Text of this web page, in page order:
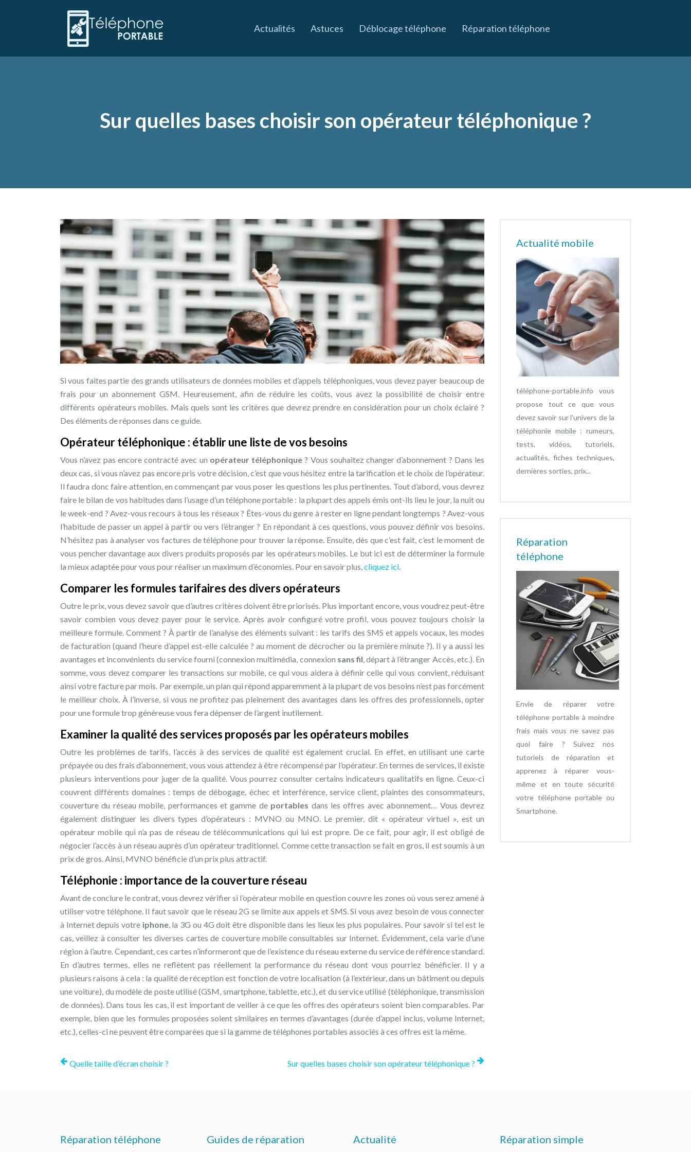
Actualités Astuces Déblocage téléphone Réparation téléphone
Sur quelles bases choisir son opérateur téléphonique ?
Si vous faites partie des grands utilisateurs de données mobiles et d’appels téléphoniques, vous devez payer beaucoup de
frais pour un abonnement GSM. Heureusement, afin de réduire les coûts, vous avez la possibilité de choisir entre
différents opérateurs mobiles. Mais quels sont les critères que devrez prendre en considération pour un choix éclairé ?
Des éléments de réponses dans ce guide.
Opérateur téléphonique : établir une liste de vos besoins
Vous n’avez pas encore contracté avec un opérateur téléphonique ? Vous souhaitez changer d’abonnement ? Dans les
deux cas, si vous n’avez pas encore pris votre décision, c’est que vous hésitez entre la tarification et le choix de l’opérateur.
Il faudra donc faire attention, en commençant par vous poser les questions les plus pertinentes. Tout d’abord, vous devrez
faire le bilan de vos habitudes dans l’usage d’un téléphone portable : la plupart des appels émis ont-ils lieu le jour, la nuit ou
le week-end ? Avez-vous recours à tous les réseaux ? Êtes-vous du genre à rester en ligne pendant longtemps ? Avez-vous
l’habitude de passer un appel à partir ou vers l’étranger ? En répondant à ces questions, vous pouvez définir vos besoins.
N’hésitez pas à analyser vos factures de téléphone pour trouver la réponse. Ensuite, dès que c’est fait, c’est le moment de
vous pencher davantage aux divers produits proposés par les opérateurs mobiles. Le but ici est de déterminer la formule
la mieux adaptée pour vous pour réaliser un maximum d’économies. Pour en savoir plus,cliquez ici.
Comparer les formules tarifaires des divers opérateurs
Outre le prix, vous devez savoir que d’autres critères doivent être priorisés. Plus important encore, vous voudrez peut-être
savoir combien vous devez payer pour le service. Après avoir configuré votre profil, vous pouvez toujours choisir la
meilleure formule. Comment ? À partir de l’analyse des éléments suivant : les tarifs des SMS et appels vocaux, les modes
de facturation (quand l’heure d’appel est-elle calculée ? au moment de décrocher ou la première minute ?). Il y a aussi les
avantages et inconvénients du service fourni (connexion multimédia, connexion sans fil, départ à l’étranger Accès, etc.). En
somme, vous devez comparer les transactions sur mobile, ce qui vous aidera à définir celle qui vous convient, réduisant
ainsi votre facture par mois. Par exemple, un plan qui répond apparemment à la plupart de vos besoins n’est pas forcément
le meilleur choix. À l’inverse, si vous ne profitez pas pleinement des avantages dans les offres des professionnels, opter
pour une formule trop généreuse vous fera dépenser de l’argent inutilement.
Examiner la qualité des services proposés par les opérateurs mobiles
Outre les problèmes de tarifs, l’accès à des services de qualité est également crucial. En effet, en utilisant une carte
prépayée ou des frais d’abonnement, vous vous attendez à être récompensé par l’opérateur. En termes de services, il existe
plusieurs interventions pour juger de la qualité. Vous pourrez consulter certains indicateurs qualitatifs en ligne. Ceux-ci
couvrent différents domaines : temps de débogage, échec et interférence, service client, plaintes des consommateurs,
couverture du réseau mobile, performances et gamme de portables dans les offres avec abonnement… Vous devrez
également distinguer les divers types d’opérateurs : MVNO ou MNO. Le premier, dit « opérateur virtuel », est un
opérateur mobile qui n’a pas de réseau de télécommunications qui lui est propre. De ce fait, pour agir, il est obligé de
négocier l’accès à un réseau auprès d’un opérateur traditionnel. Comme cette transaction se fait en gros, il est soumis à un
prix de gros. Ainsi, MVNO bénéficie d’un prix plus attractif.
Téléphonie : importance de la couverture réseau
Avant de conclure le contrat, vous devrez vérifier si l’opérateur mobile en question couvre les zones où vous serez amené à
utiliser votre téléphone. Il faut savoir que le réseau 2G se limite aux appels et SMS. Si vous avez besoin de vous connecter
à Internet depuis votre iphone, la 3G ou 4G doit être disponible dans les lieux les plus populaires. Pour savoir si tel est le
cas, veillez à consulter les diverses cartes de couverture mobile consultables sur Internet. Évidemment, cela varie d’une
région à l’autre. Cependant, ces cartes n’informeront que de l’existence du réseau externe du service de référence standard.
En d’autres termes, elles ne reflètent pas réellement la performance du réseau dont vous pourriez bénéficier. Il y a
plusieurs raisons à cela : la qualité de réception est fonction de votre localisation (à l’extérieur, dans un bâtiment ou depuis
une voiture), du modèle de poste utilisé (GSM, smartphone, tablette, etc.), et du service utilisé (téléphonique, transmission
de données). Dans tous les cas, il est important de veiller à ce que les offres des opérateurs soient bien comparables. Par
exemple, bien que les formules proposées soient similaires en termes d’avantages (durée d’appel inclus, volume Internet,
etc.), celles-ci ne peuvent être comparées que si la gamme de téléphones portables associés à ces offres est la même.
Quelle taille d’écran choisir ? Sur quelles bases choisir son opérateur téléphonique ?
Actualité mobile
téléphone-portable.info vous
propose tout ce que vous
devez savoir sur l'univers de la
téléphonie mobile : rumeurs,
tests, vidéos, tutoriels,
actualités, fiches techniques,
dernières sorties, prix...
Réparation
téléphone
Envie de réparer votre
téléphone portable à moindre
frais mais vous ne savez pas
quoi faire ? Suivez nos
tutoriels de réparation et
apprenez à réparer vous-
même et en toute sécurité
votre téléphone portable ou
Smartphone.
Réparation téléphone Guides de réparation Actualité Réparation simple